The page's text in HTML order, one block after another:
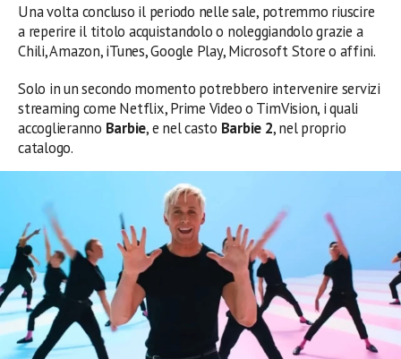
Una volta concluso il periodo nelle sale, potremmo riuscire
a reperire il titolo acquistandolo o noleggiandolo grazie a
Chili, Amazon, iTunes, Google Play, Microsoft Store o affini.
Solo in un secondo momento potrebbero intervenire servizi
streaming come Netflix, Prime Video o TimVision, i quali
accoglieranno Barbie, e nel casto Barbie 2, nel proprio
catalogo.